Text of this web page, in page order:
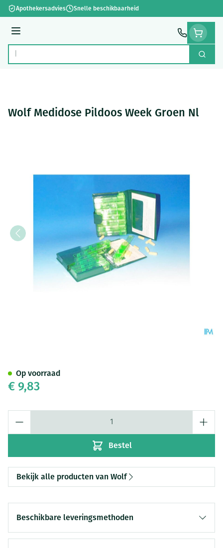
Ga naar de inhoud
Apothekersadvies Snelle beschikbaarheid
Menu
Product, merk, categorie... Zoek
Wolf Medidose Pildoos Week Groen Nl
€ 9,83
Bestel
Op voorraad
Bekijk alle producten van Wolf
Beschikbare leveringsmethoden